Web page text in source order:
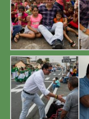
new
window
new
window
new
window